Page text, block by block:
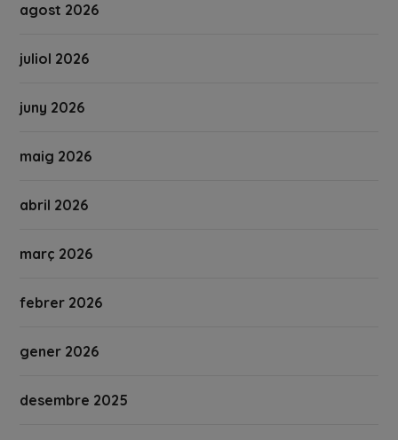
agost 2026
juliol 2026
juny 2026
maig 2026
abril 2026
març 2026
febrer 2026
gener 2026
desembre 2025